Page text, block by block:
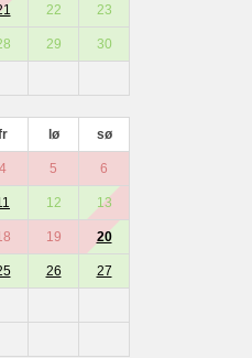
22 23
29 30
lø sø
4 5 6
12 13
19 20
26 27